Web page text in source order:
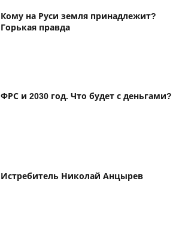
Кому на Руси земля принадлежит?
Горькая правда
ФРС и 2030 год. Что будет с деньгами?
Истребитель Николай Анцырев